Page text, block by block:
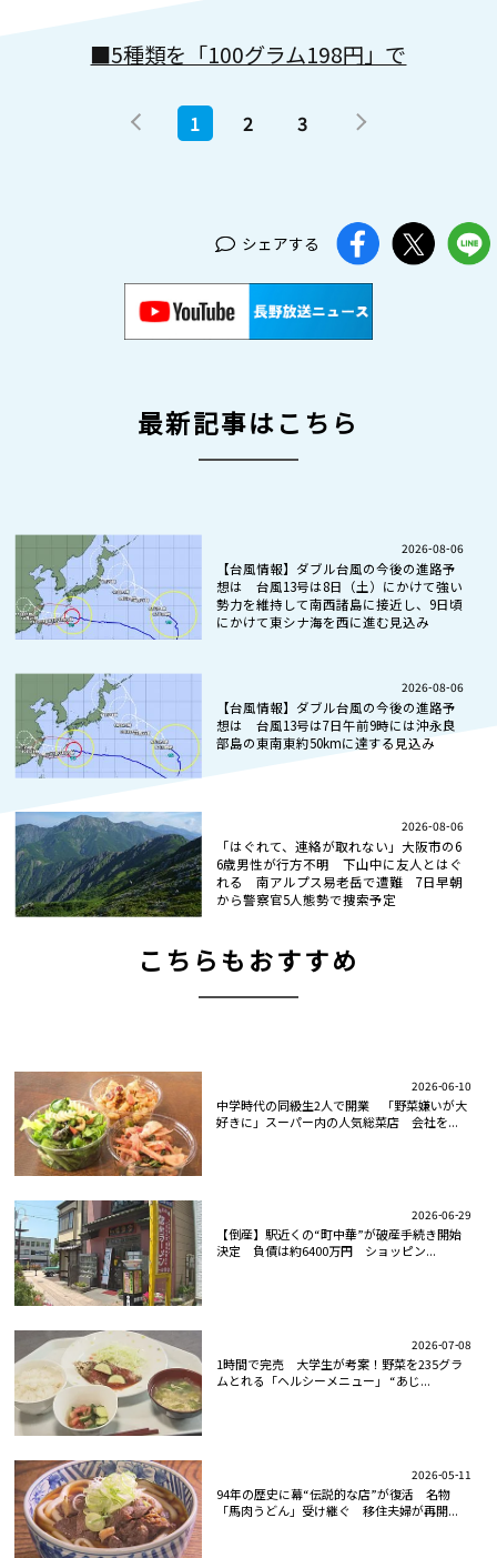
■5種類を「100グラム198円」で
1 2 3
シェアする
最新記事はこちら
2026-08-06
【台風情報】ダブル台風の今後の進路予
想は 台風13号は8日（土）にかけて強い
勢力を維持して南西諸島に接近し、9日頃
にかけて東シナ海を西に進む見込み
2026-08-06
【台風情報】ダブル台風の今後の進路予
想は 台風13号は7日午前9時には沖永良
部島の東南東約50kmに達する見込み
2026-08-06
「はぐれて、連絡が取れない」大阪市の6
6歳男性が行方不明 下山中に友人とはぐ
れる 南アルプス易老岳で遭難 7日早朝
から警察官5人態勢で捜索予定
こちらもおすすめ
2026-06-10
中学時代の同級生2人で開業 「野菜嫌いが大
好きに」スーパー内の人気総菜店 会社を...
2026-06-29
【倒産】駅近くの“町中華”が破産手続き開始
決定 負債は約6400万円 ショッピン...
2026-07-08
1時間で完売 大学生が考案！野菜を235グラ
ムとれる「ヘルシーメニュー」 “あじ...
2026-05-11
94年の歴史に幕“伝説的な店”が復活 名物
「馬肉うどん」受け継ぐ 移住夫婦が再開...